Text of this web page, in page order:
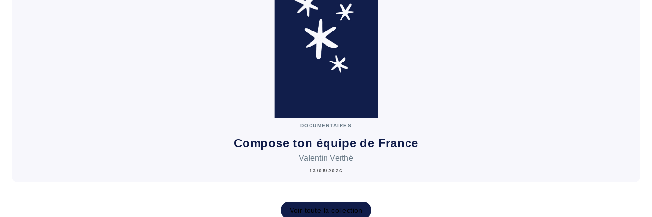
DOCUMENTAIRES
Compose ton équipe de France
Valentin Verthé
13/05/2026
Voir toute la collection